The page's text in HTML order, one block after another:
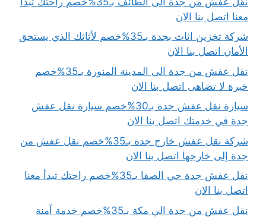
معنا اتصل بنا الان
شركة تخزين اثاث بجدة بـ35%خصم لأثاثك الذي يستحق
الأمان اتصل بنا الان
نقل عفش من جدة الى المدينة المنورة بـ35%خصم
خبرة لا تضاهى اتصل بنا الان
سيارة نقل عفش جدة بـ30%خصم سيارة نقل عفش
جدة في خدمتك اتصل بنا الان
شركة نقل عفش خارج جدة بـ35%خصم نقل عفش من
جدة إلى خارجها اتصل بنا الان
نقل عفش جدة حي الصفا بـ35%خصم راحتك تبدأ معنا
اتصل بنا الان
نقل عفش من جدة الي مكة بـ35%خصم خدمة آمنة